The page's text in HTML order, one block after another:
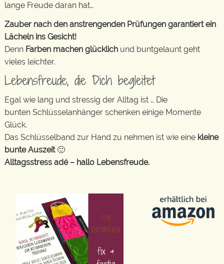
lange Freude daran hat…
Zauber nach den anstrengenden Prüfungen garantiert ein
Lächeln ins Gesicht!
Denn Farben machen glücklich und buntgelaunt geht
vieles leichter.
Lebensfreude, die Dich begleitet
Egal wie lang und stressig der Alltag ist … Die
bunten Schlüsselanhänger schenken einige Momente
Glück.
Das Schlüsselband zur Hand zu nehmen ist wie eine kleine
bunte Auszeit🙂
Alltagsstress adé – hallo Lebensfreude.